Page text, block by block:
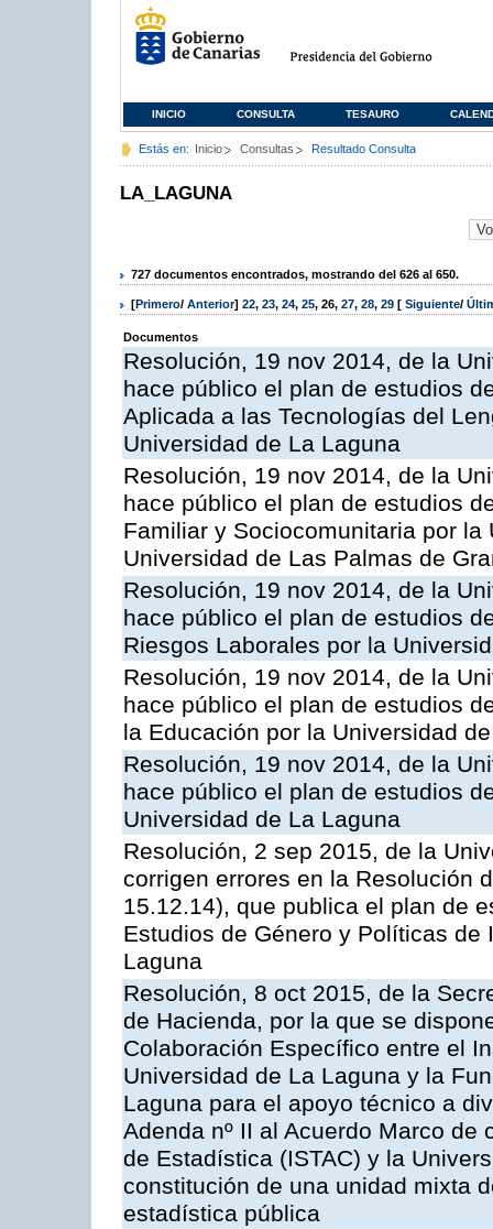
INICIO CONSULTA TESAURO
Estás en: Inicio Consultas Resultado Consulta
LA_LAGUNA
727 documentos encontrados, mostrando del 626 al 650.
[Primero/ Anterior] 22, 23, 24, 25, 26, 27, 28, 29 [ Siguiente/
Documentos
Resolución, 19 nov 2014, de la
hace público el plan de estudios
Aplicada a las Tecnologías del
Universidad de La Laguna
Resolución, 19 nov 2014, de la
hace público el plan de estudios
Familiar y Sociocomunitaria por
Universidad de Las Palmas de
Resolución, 19 nov 2014, de la
hace público el plan de estudios
Riesgos Laborales por la
Resolución, 19 nov 2014, de la
hace público el plan de estudios
la Educación por la Universidad
Resolución, 19 nov 2014, de la
hace público el plan de estudios
Universidad de La Laguna
Resolución, 2 sep 2015, de la
corrigen errores en la Resolución
15.12.14), que publica el plan de
Estudios de Género y Políticas
Laguna
Resolución, 8 oct 2015, de la
de Hacienda, por la que se
Colaboración Específico entre el
Universidad de La Laguna y la
Laguna para el apoyo técnico a
Adenda nº II al Acuerdo Marco
de Estadística (ISTAC) y la
constitución de una unidad mixta
estadística pública